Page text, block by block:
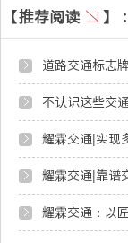
道路交通标志
不认识这些交
耀霖交通|实现
耀霖交通|靠谱
耀霖交通：以